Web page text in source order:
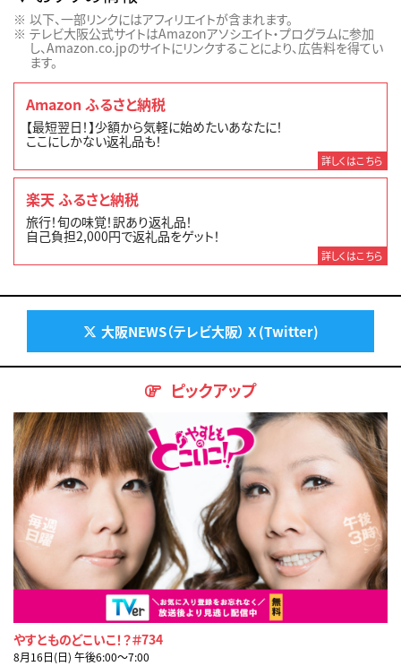
以下、一部リンクにはアフィリエイトが含まれます。
テレビ大阪公式サイトはAmazonアソシエイト・プログラムに参加
し、Amazon.co.jpのサイトにリンクすることにより、広告料を得てい
ます。
Amazon ふるさと納税
【最短翌日！】少額から気軽に始めたいあなたに！
ここにしかない返礼品も！
詳しくはこちら
楽天 ふるさと納税
旅行！旬の味覚！訳あり返礼品！
自己負担2,000円で返礼品をゲット！
詳しくはこちら
大阪NEWS（テレビ大阪） X (Twitter)
ピックアップ
やすとものどこいこ！？＃734
8月16日(日) 午後6:00〜7:00